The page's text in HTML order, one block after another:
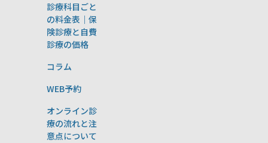
診療科目ごと
の料金表｜保
険診療と自費
診療の価格
コラム
WEB予約
オンライン診
療の流れと注
意点について